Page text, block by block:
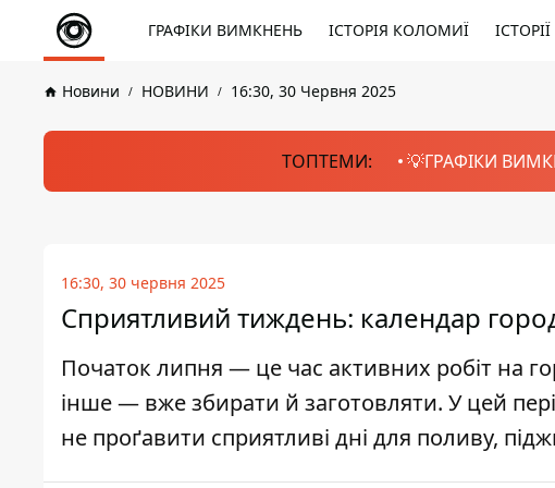
ГРАФІКИ ВИМКНЕНЬ ІСТОРІЯ КОЛОМИЇ
Новини НОВИНИ 16:30, 30 Червня 2025
ТОПТЕМИ: 💡ГРАФІКИ
16:30, 30 червня 2025
Сприятливий тиждень: календар
Початок липня — це час активних робіт на
інше — вже збирати й заготовляти. У цей
не проґавити сприятливі дні для поливу,